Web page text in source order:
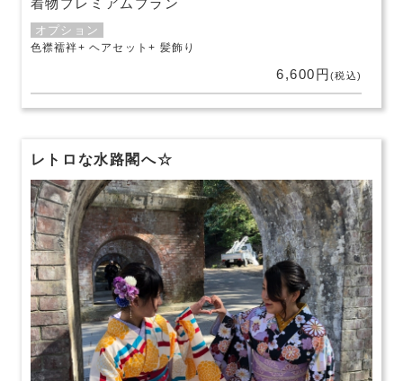
着物プレミアムプラン
オプション
色襟襦袢 ヘアセット 髪飾り
6,600円(税込)
レトロな水路閣へ☆